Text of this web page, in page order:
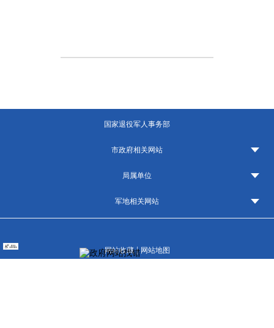
国家退役军人事务部
市政府相关网站
局属单位
军地相关网站
网站收藏 | 网站地图